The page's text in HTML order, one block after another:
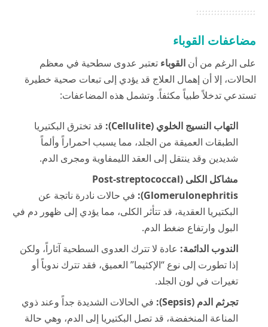
مضاعفات القوباء
على الرغم من أن القوباء تعتبر عدوى سطحية في معظم
الحالات، إلا أن إهمال العلاج قد يؤدي إلى تبعات صحية خطيرة
تستدعي تدخلاً طبياً مكثفاً. وتشمل هذه المضاعفات:
التهاب النسيج الخلوي (Cellulite):
قد تخترق البكتيريا
الطبقات العميقة من الجلد، مما يسبب احمراراً وألماً
شديدين وقد ينتقل إلى العقد الليمفاوية ومجرى الدم.
مشاكل الكلى (Post-streptococcal
Glomerulonephritis):
في حالات نادرة ناتجة عن
البكتيريا العقدية، قد تتأثر الكلى، مما يؤدي إلى ظهور دم في
البول وارتفاع ضغط الدم.
الندوب الدائمة: عادة لا تترك العدوى السطحية آثاراً، ولكن
إذا تطورت إلى نوع “الإكثيما” العميق، فقد تترك ندوباً أو
تغيرات في لون الجلد.
تجرثم الدم (Sepsis):
في الحالات الشديدة جداً وعند ذوي
المناعة المنخفضة، قد تصل البكتيريا إلى الدم، وهي حالة